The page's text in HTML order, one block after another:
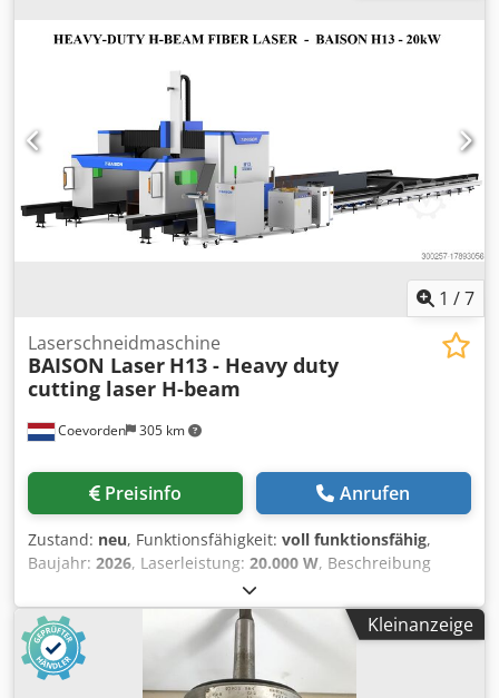
1 /7
Coevorden 305 km
Laserschneidmaschine
BAISON Laser H13 - Heavy duty
cutting laser H-beam
Preisinfo Anrufen
Zustand: neu, Funktionsfähigkeit: voll funktionsfähig,
Baujahr: 2026, Laserleistung: 20.000 W, Beschreibung
BAISON H13 (12 Meter) (20 kW) SCHWERLAST-
FASERLASERSCHNEIDMASCHINE FÜR H-BALKEN UND
BLECHE, BRÜCKENBAUWEISE MIT ±90° FASENKOPF Die
Maschine eignet sich für Bleche sowie H- und U-Profile
und ermöglicht das Schneiden von verschiedenen Formen
Kleinanzeige